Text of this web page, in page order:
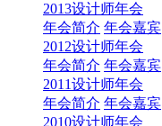
2013设计师年会
年会简介 年会嘉宾
2012设计师年会
年会简介 年会嘉宾
2011设计师年会
年会简介 年会嘉宾
2010设计师年会